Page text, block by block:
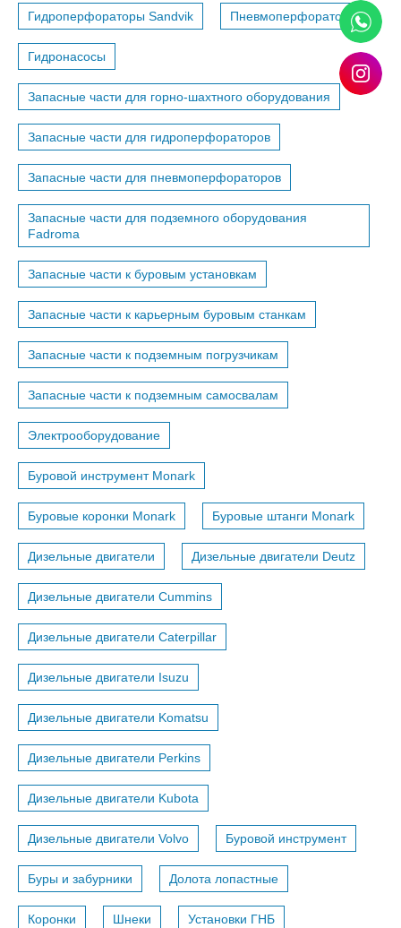
Гидроперфораторы Sandvik Пневмоперфораторы
Гидронасосы
Запасные части для горно-шахтного оборудования
Запасные части для гидроперфораторов
Запасные части для пневмоперфораторов
Запасные части для подземного оборудования
Fadroma
Запасные части к буровым установкам
Запасные части к карьерным буровым станкам
Запасные части к подземным погрузчикам
Запасные части к подземным самосвалам
Электрооборудование
Буровой инструмент Monark
Буровые коронки Monark Буровые штанги Monark
Дизельные двигатели Дизельные двигатели Deutz
Дизельные двигатели Cummins
Дизельные двигатели Caterpillar
Дизельные двигатели Isuzu
Дизельные двигатели Komatsu
Дизельные двигатели Perkins
Дизельные двигатели Kubota
Дизельные двигатели Volvo Буровой инструмент
Буры и забурники Долота лопастные
Коронки Шнеки Установки ГНБ